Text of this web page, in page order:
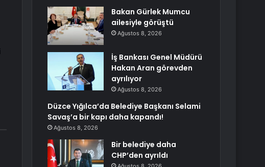
Bakan Gürlek Mumcu
ailesiyle görüştü
Ağustos 8, 2026
İş Bankası Genel Müdürü
Hakan Aran görevden
ayrılıyor
Ağustos 8, 2026
Düzce Yığılca’da Belediye Başkanı Selami
Savaş’a bir kapı daha kapandı!
Ağustos 8, 2026
Bir belediye daha
CHP’den ayrıldı